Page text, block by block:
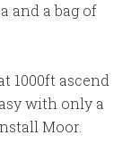
and a bag of
1000ft ascend
with only a
Moor.